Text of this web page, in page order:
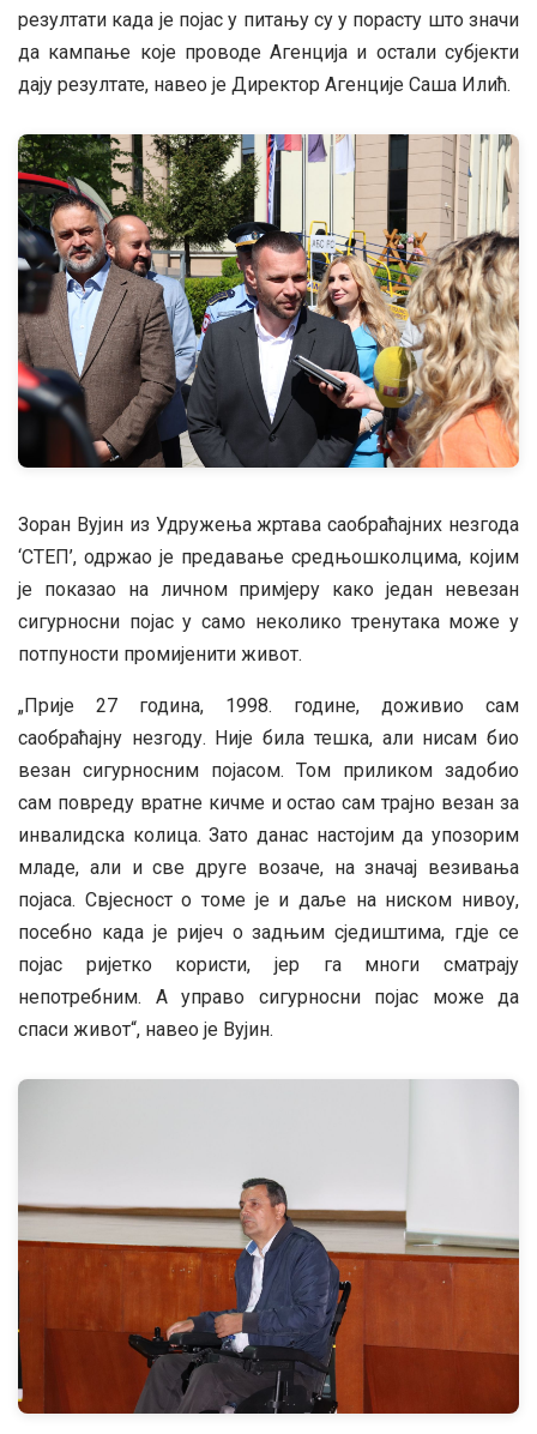
резултати када је појас у питању су у порасту што значи
да кампање које проводе Агенција и остали субјекти
дају резултате, навео је Директор Агенције Саша Илић.
Зоран Вујин из Удружења жртава саобраћајних незгода
‘СТЕП’, одржао је предавање средњошколцима, којим
је показао на личном примјеру како један невезан
сигурносни појас у само неколико тренутака може у
потпуности промијенити живот.
„Прије 27 година, 1998. године, доживио сам
саобраћајну незгоду. Није била тешка, али нисам био
везан сигурносним појасом. Том приликом задобио
сам повреду вратне кичме и остао сам трајно везан за
инвалидска колица. Зато данас настојим да упозорим
младе, али и све друге возаче, на значај везивања
појаса. Свјесност о томе је и даље на ниском нивоу,
посебно када је ријеч о задњим сједиштима, гдје се
појас ријетко користи, јер га многи сматрају
непотребним. А управо сигурносни појас може да
спаси живот“, навео је Вујин.